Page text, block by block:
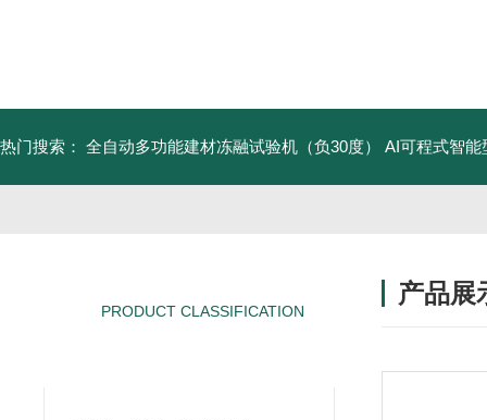
热门搜索： 全自动多功能建材冻融试验机（负30度） AI可程式智能
PRODUCT CLASSIFICATION
产品展